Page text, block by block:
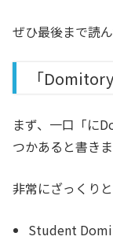
ぜひ最後まで読
「
まず、一口「に
つかあると書きま
非常にざっくり
Student